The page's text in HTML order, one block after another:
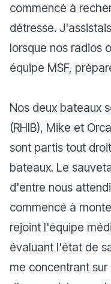
commencé à
détresse.
lorsque nos radios
équipe MSF,
Nos deux bateaux
(RHIB), Mike et Orca
sont partis tout
bateaux. Le
d'entre nous
commencé à
rejoint l'équipe
évaluant l'état de
me concentrant